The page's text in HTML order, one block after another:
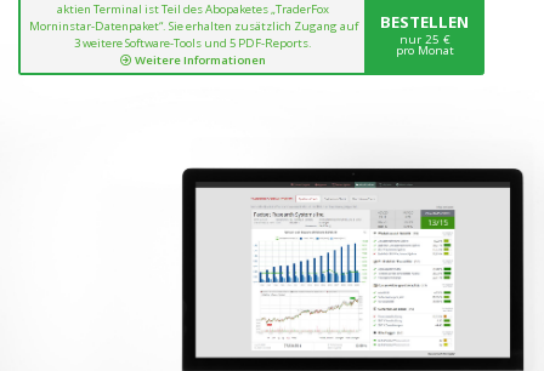
aktien Terminal ist Teil des Abopaketes „TraderFox
Morninstar-Datenpaket“. Sie erhalten zusätzlich Zugang auf
3 weitere Software-Tools und 5 PDF-Reports.
Weitere Informationen
BESTELLEN
nur 25 €
pro Monat